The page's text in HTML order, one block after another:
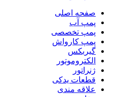
صفحه اصلی
پمپ آب
پمپ تخصصی
پمپ کارواش
گیربکس
الکتروموتور
ژنراتور
قطعات یدکی
علاقه مندی